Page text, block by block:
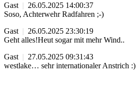
Gast | 26.05.2025 14:00:37
Soso, Achterwehr Radfahren ;-)
Gast | 26.05.2025 23:30:19
Geht alles!Heut sogar mit mehr Wind..
Gast | 27.05.2025 09:31:43
westlake… sehr internationaler Anstrich :)